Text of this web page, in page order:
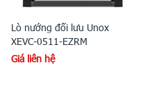
Lò nướng đối lưu Unox
XEVC-0511-EZRM
Giá liên hệ